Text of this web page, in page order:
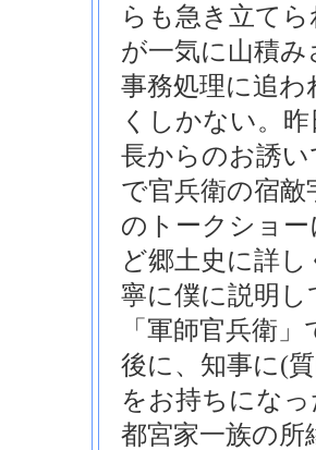
らも急き立て
が一気に山積
事務処理に追
くしかない。
長からのお誘
で官兵衛の宿
のトークショ
ど郷土史に詳
寧に僕に説明し
「軍師官兵衛
後に、知事に(
をお持ちにな
都宮家一族の